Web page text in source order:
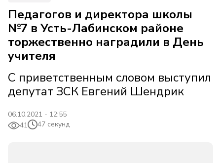
Педагогов и директора школы
№7 в Усть-Лабинском районе
торжественно наградили в День
учителя
С приветственным словом выступил
депутат ЗСК Евгений Шендрик
06.10.2021 - 12:55
41
47 секунд